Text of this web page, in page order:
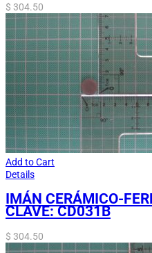
$ 304.50
Add to Cart
Details
IMÁN CERÁMICO-
CLAVE: CD031B
$ 304.50